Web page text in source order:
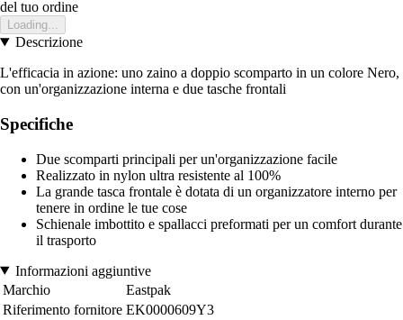
del tuo ordine
Loading...
Descrizione
L'efficacia in azione: uno zaino a doppio scomparto in un colore Nero,
con un'organizzazione interna e due tasche frontali
Specifiche
Due scomparti principali per un'organizzazione facile
Realizzato in nylon ultra resistente al 100%
La grande tasca frontale è dotata di un organizzatore interno per
tenere in ordine le tue cose
Schienale imbottito e spallacci preformati per un comfort durante
il trasporto
Informazioni aggiuntive
Marchio
Eastpak
Riferimento fornitore EK0000609Y3